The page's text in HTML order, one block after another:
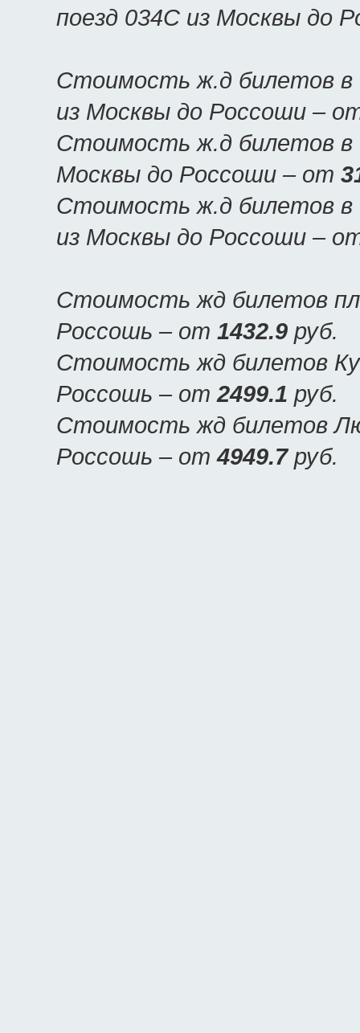
поезд 034С из Москвы до
Стоимость ж.д билетов в
из Москвы до Россоши –
Стоимость ж.д билетов в
Москвы до Россоши – от
Стоимость ж.д билетов в
из Москвы до Россоши –
Стоимость жд билетов
Россошь – от 1432.9 руб.
Стоимость жд билетов
Россошь – от2499.1 руб.
Стоимость жд билетов
Россошь – от4949.7руб.